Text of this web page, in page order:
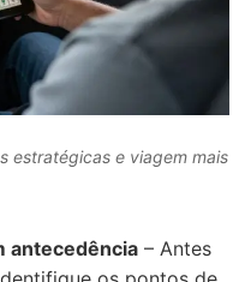
estratégicas e viagem mais
antecedência – Antes